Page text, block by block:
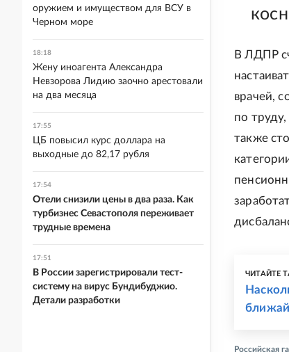
В ЛДПР
врачей,
по
также
ЧИТАЙТЕ
Российская
оружием и имуществом для ВСУ в
Черном море
18:18
Жену иноагента Александра
Невзорова Лидию заочно арестовали
на два месяца
17:55
ЦБ повысил курс доллара на
выходные до 82,17 рубля
17:54
Отели снизили цены в два раза. Как
турбизнес Севастополя переживает
трудные времена
17:51
В России зарегистрировали тест-
систему на вирус Бундибуджио.
Детали разработки